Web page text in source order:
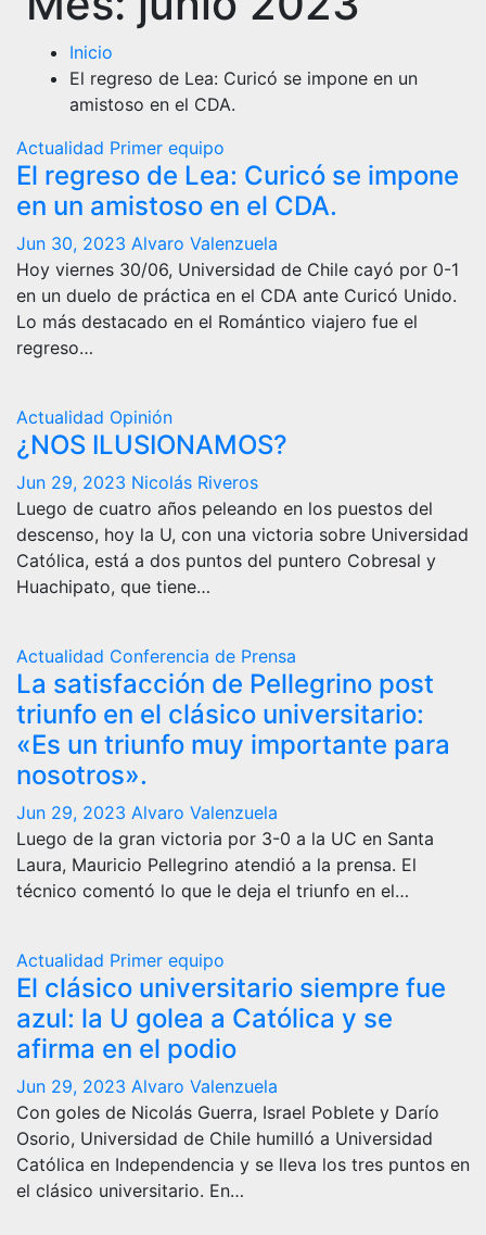
Inicio
El regreso de Lea: Curicó se impone en un
amistoso en el CDA.
Actualidad Primer equipo
El regreso de Lea: Curicó se impone
en un amistoso en el CDA.
Jun 30, 2023 Alvaro Valenzuela
Hoy viernes 30/06, Universidad de Chile cayó por 0-1
en un duelo de práctica en el CDA ante Curicó Unido.
Lo más destacado en el Romántico viajero fue el
regreso…
Actualidad Opinión
¿NOS ILUSIONAMOS?
Jun 29, 2023 Nicolás Riveros
Luego de cuatro años peleando en los puestos del
descenso, hoy la U, con una victoria sobre Universidad
Católica, está a dos puntos del puntero Cobresal y
Huachipato, que tiene…
Actualidad Conferencia de Prensa
La satisfacción de Pellegrino post
triunfo en el clásico universitario:
«Es un triunfo muy importante para
nosotros».
Jun 29, 2023 Alvaro Valenzuela
Luego de la gran victoria por 3-0 a la UC en Santa
Laura, Mauricio Pellegrino atendió a la prensa. El
técnico comentó lo que le deja el triunfo en el…
Actualidad Primer equipo
El clásico universitario siempre fue
azul: la U golea a Católica y se
afirma en el podio
Jun 29, 2023 Alvaro Valenzuela
Con goles de Nicolás Guerra, Israel Poblete y Darío
Osorio, Universidad de Chile humilló a Universidad
Católica en Independencia y se lleva los tres puntos en
el clásico universitario. En…